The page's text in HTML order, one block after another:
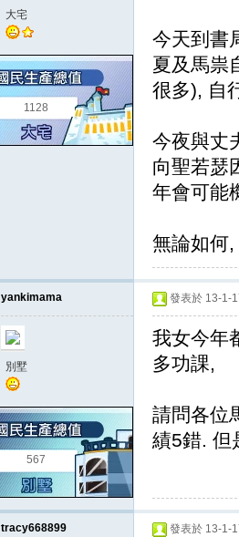
大宅
1128
今天到書
夏及馬祟
很多), 自
今夜與丈
向聖若瑟
年會可能
無論如何
yankimama
別墅
567
發表於 13-1-
我女今年
多功課,
請問各位
績5錯. 但
tracy668899 發表於 13-1-